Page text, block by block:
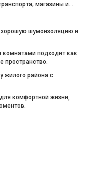
магазины и
хорошую шумоизоляцию и
комнатами подходит как
пространство.
жилого района с
комфортной жизни,